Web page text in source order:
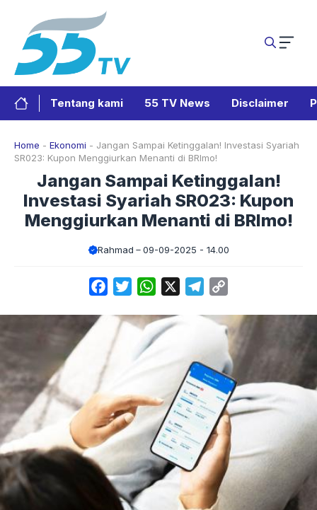
Tentang kami 55 TV News Disclaimer
Home - Ekonomi - Jangan Sampai Ketinggalan! Investasi Syariah
SR023: Kupon Menggiurkan Menanti di BRImo!
Jangan Sampai Ketinggalan!
Investasi Syariah SR023: Kupon
Menggiurkan Menanti di BRImo!
Rahmad 09-09-2025 - 14.00
FacebookTwitterWhatsApp Telegram